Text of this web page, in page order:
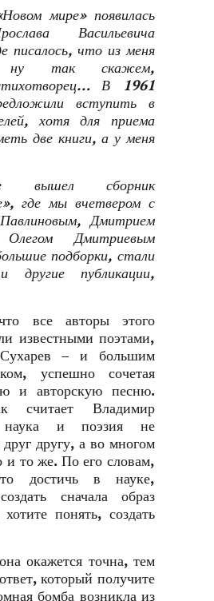
мире» появилась
Васильевича
писалось, что из меня
ну так скажем,
В 1961
вступить в
хотя для приема
две книги, а у меня
вышел сборник
где мы вчетвером с
Дмитрием
Олегом Дмитриевым
подборки, стали
другие публикации,
все авторы этого
известными поэтами,
– и большим
успешно сочетая
и авторскую песню.
считает Владимир
наука и поэзия не
друг другу, а во многом
и то же. По его словам,
достичь в науке,
сначала образ
понять, создать
окажется точна, тем
который получите
бомба возникла из